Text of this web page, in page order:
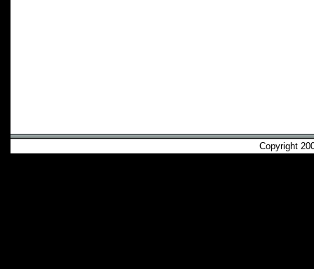
Copyright